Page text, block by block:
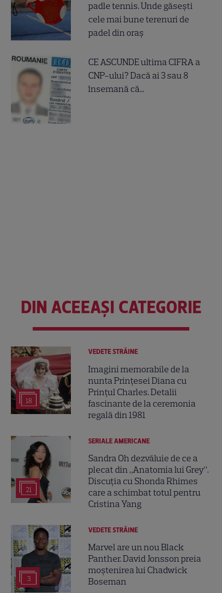
padle tennis. Unde găsești
cele mai bune terenuri de
padel din oraș
CE ASCUNDE ultima CIFRA a
CNP-ului? Dacă ai 3 sau 8
însemană că...
DIN ACEEAȘI CATEGORIE
18
VEDETE STRĂINE
Imagini memorabile de la
nunta Prințesei Diana cu
Prințul Charles. Detalii
fascinante de la ceremonia
regală din 1981
21
SERIALE AMERICANE
Sandra Oh dezvăluie de ce a
plecat din „Anatomia lui Grey”.
Discuția cu Shonda Rhimes
care a schimbat totul pentru
Cristina Yang
3
VEDETE STRĂINE
Marvel are un nou Black
Panther. David Jonsson preia
moștenirea lui Chadwick
Boseman